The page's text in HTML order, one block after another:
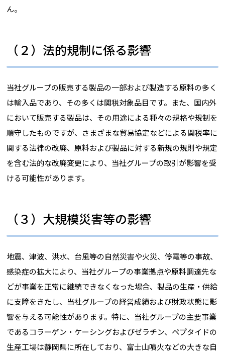
ん。
（２）法的規制に係る影響
当社グループの販売する製品の一部および製造する原料の多く
は輸入品であり、その多くは関税対象品目です。また、国内外
において販売する製品は、その用途による種々の規格や規制を
順守したものですが、さまざまな貿易協定などによる関税率に
関する法律の改廃、原料および製品に対する新規の規則や規定
を含む法的な改廃変更により、当社グループの取引が影響を受
ける可能性があります。
（３）大規模災害等の影響
地震、津波、洪水、台風等の自然災害や火災、停電等の事故、
感染症の拡大により、当社グループの事業拠点や原料調達先な
どが事業を正常に継続できなくなった場合、製品の生産・供給
に支障をきたし、当社グループの経営成績および財政状態に影
響を与える可能性があります。特に、当社グループの主要事業
であるコラーゲン・ケーシングおよびゼラチン、ペプタイドの
生産工場は静岡県に所在しており、富士山噴火などの大きな自